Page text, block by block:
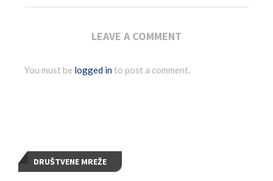
LEAVE A COMMENT
You must be logged into post a comment.
DRUŠTVENE MREŽE